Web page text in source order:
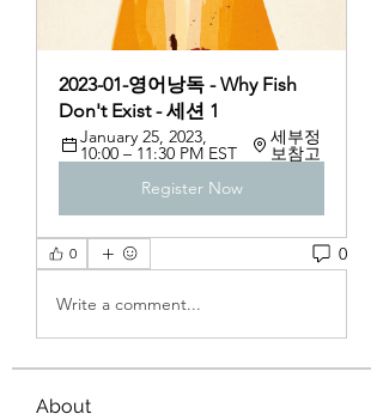
2023-01-영어낭독 - Why Fish
Don't Exist - 세션 1
January 25, 2023,
10:00 – 11:30 PM EST
세부정
보참고
Register Now
0 0
Write a comment...
About